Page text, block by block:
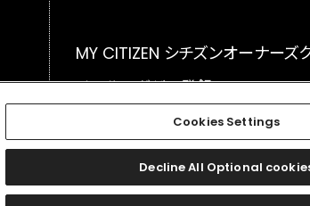
MY CITIZEN シチズンオーナーズ
メールマガジン登録
Cookies Settings
Decline All Optional